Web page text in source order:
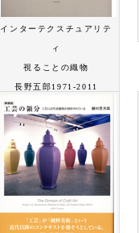
インターテクスチュアリテ
ィ
視ることの織物
長野五郎1971-2011